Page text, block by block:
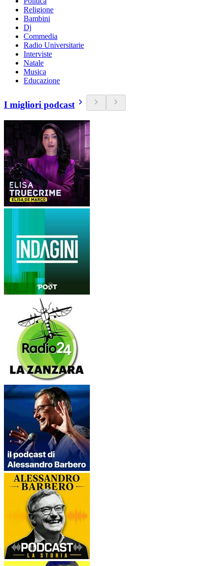
Religione
Bambini
Dj
Commedia
Radio Universitarie
Interviste
Natale
Musica
Educazione
I migliori podcast